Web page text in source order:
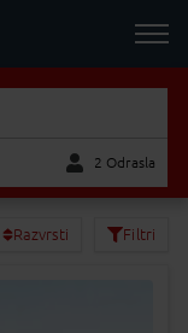
2 Odrasla
Razvrsti Filtri